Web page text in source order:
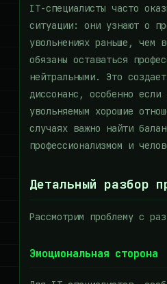
IT-специалисты часто
ситуации: они узнают о
увольнениях раньше, чем
обязаны оставаться
нейтральными. Это
диссонанс, особенно если
увольняемым хорошие
случаях важно найти
профессионализмом и
Детальный разбор
Рассмотрим проблему с
Эмоциональная сторона